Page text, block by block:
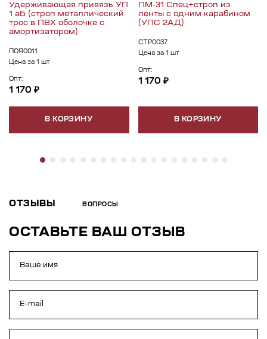
Удерживающая привязь УП
1 аБ (строп металлический
трос в ПВХ оболочке с
амортизатором)
ПОЯ0011
Цена за 1 шт
Опт:
1 170 ₽
В КОРЗИНУ
ПМ-31 Спец+строп из
ленты c одним карабином
(УПС 2АД)
СТР0037
Цена за 1 шт
Опт:
1 170 ₽
В КОРЗИНУ
ОТЗЫВЫ ВОПРОСЫ
ОСТАВЬТЕ ВАШ ОТЗЫВ